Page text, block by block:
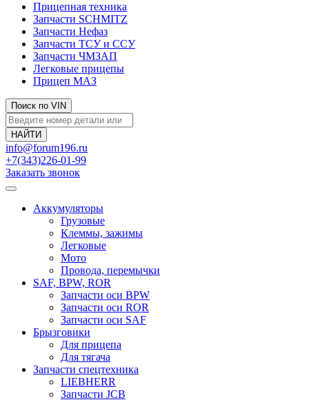
Прицепная техника
Запчасти SCHMITZ
Запчасти Нефаз
Запчасти ТСУ и ССУ
Запчасти ЧМЗАП
Легковые прицепы
Прицеп МАЗ
Поиск по VIN
info@forum196.ru
+7(343)226-01-99
Заказать звонок
Аккумуляторы
Грузовые
Клеммы, зажимы
Легковые
Мото
Провода, перемычки
SAF, BPW, ROR
Запчасти оси BPW
Запчасти оси ROR
Запчасти оси SAF
Брызговики
Для прицепа
Для тягача
Запчасти спецтехника
LIEBHERR
Запчасти JCB